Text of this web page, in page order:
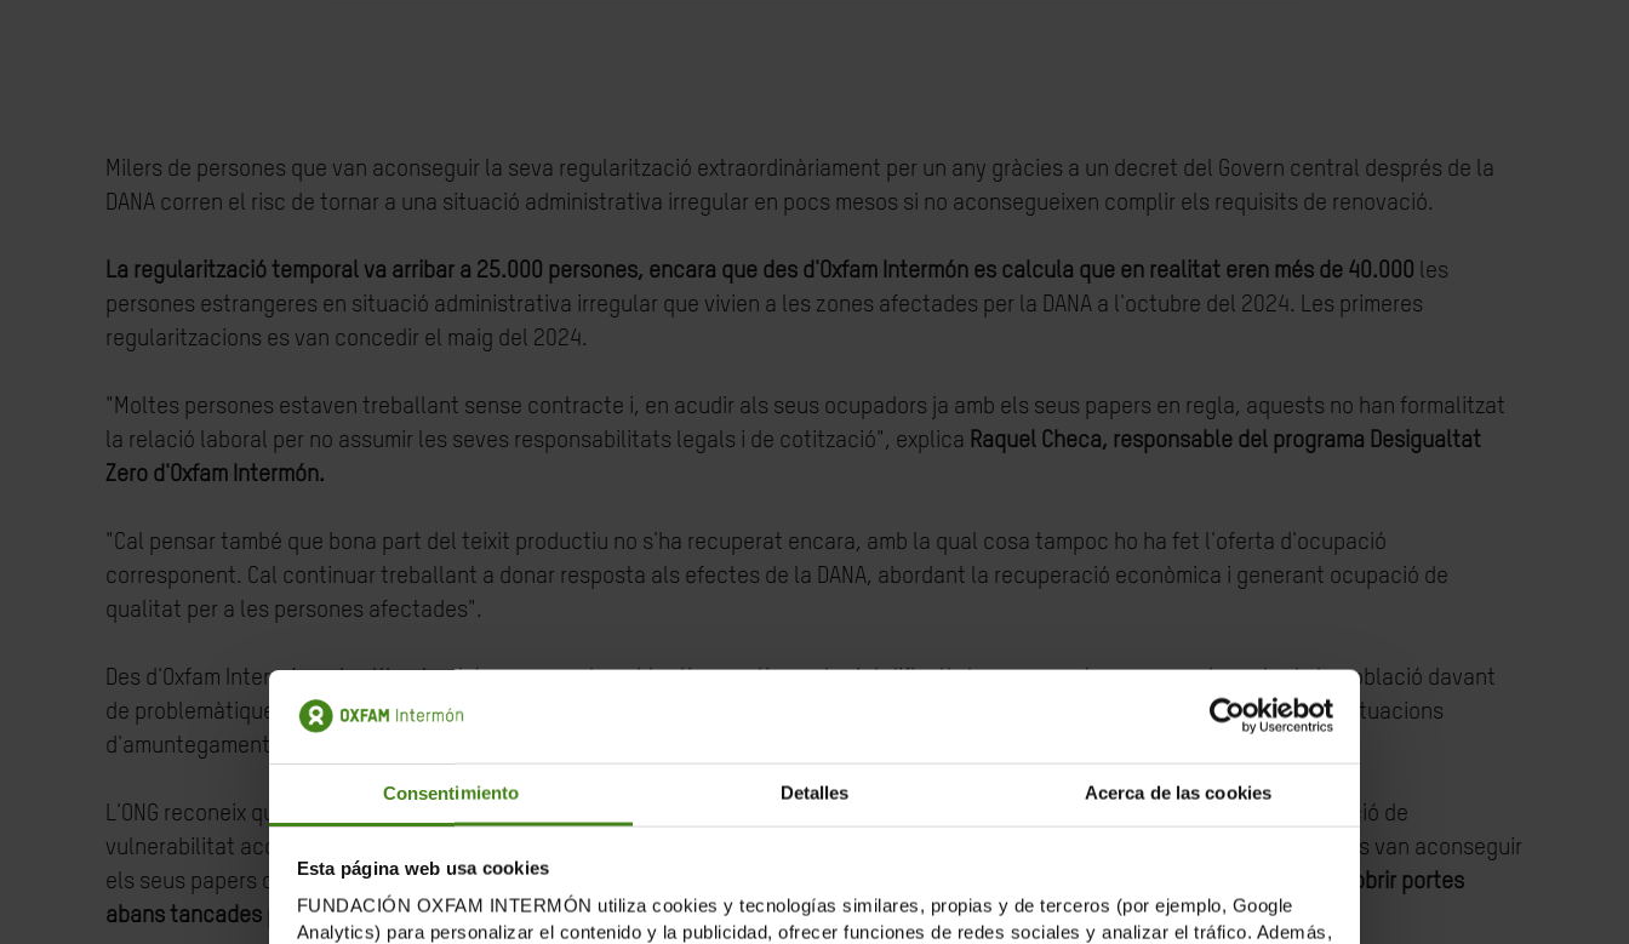
Consentimiento Detalles Acerca de las cookies
Esta página web usa cookies
FUNDACIÓN OXFAM INTERMÓN utiliza cookies y tecnologías similares, propias y de terceros (por ejemplo, Google
Analytics) para personalizar el contenido y la publicidad, ofrecer funciones de redes sociales y analizar el tráfico. Además,
Milers de persones que van aconseguir la seva regularització extraordinàriament per un any gràcies a un decret del Govern central després de la
DANA corren el risc de tornar a una situació administrativa irregular en pocs mesos si no aconsegueixen complir els requisits de renovació.
La regularització temporal va arribar a 25.000 persones, encara que des d'Oxfam Intermón es calcula que en realitat eren més de 40.000 les
persones estrangeres en situació administrativa irregular que vivien a les zones afectades per la DANA a l'octubre del 2024. Les primeres
regularitzacions es van concedir el maig del 2024.
"Moltes persones estaven treballant sense contracte i, en acudir als seus ocupadors ja amb els seus papers en regla, aquests no han formalitzat
la relació laboral per no assumir les seves responsabilitats legals i de cotització", explica Raquel Checa, responsable del programa Desigualtat
Zero d'Oxfam Intermón.
"Cal pensar també que bona part del teixit productiu no s'ha recuperat encara, amb la qual cosa tampoc ho ha fet l'oferta d'ocupació
corresponent. Cal continuar treballant a donar resposta als efectes de la DANA, abordant la recuperació econòmica i generant ocupació de
qualitat per a les persones afectades".
Des d'Oxfam Intermón subratllen també que aquests col·lectius continuen tenint dificultats encara més grans que la resta de la població davant
de problemàtiques com l'accés a l'habitatge, marcat per l'alça desmesurada del preu dels lloguers i que els està portant a viure situacions
d'amuntegament habitacional.
L'ONG reconeix que la regularització extraordinària de les persones afectades per la DANA va permetre a moltes persones en situació de
vulnerabilitat accedir a algunes de les ajudes específiques que les diferents administracions van aprovar, encara que moltes altres van aconseguir
els seus papers quan ja les convocatòries per a una part dels ajuts de la DANA ja no eren vigents. Tot i així,
la regularització els va obrir portes
abans tancades per sol·licitar ajudes socialsa les quals sense ella no podien accedir.